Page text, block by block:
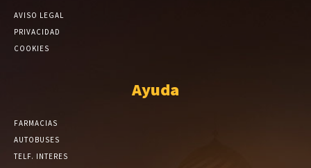
AVISO LEGAL
PRIVACIDAD
COOKIES
Ayuda
FARMACIAS
AUTOBUSES
TELF. INTERES